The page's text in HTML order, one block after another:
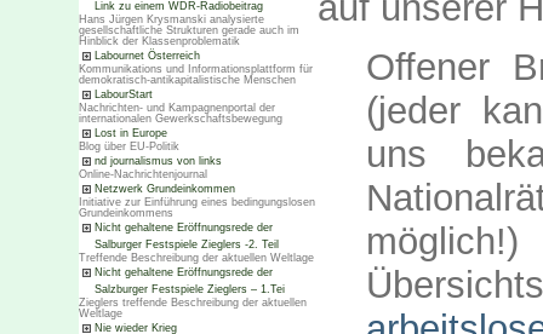
Link zu einem WDR-Radiobeitrag
Hans Jürgen Krysmanski analysierte
gesellschaftliche Strukturen gerade auch im
Hinblick der Klassenproblematik
Labournet Österreich
Kommunikations und Informationsplattform für
demokratisch-antikapitalistische Menschen
LabourStart
Nachrichten- und Kampagnenportal der
internationalen Gewerkschaftsbewegung
Lost in Europe
Blog über EU-Politik
nd journalismus von links
Online-Nachrichtenjournal
Netzwerk Grundeinkommen
Initiative zur Einführung eines bedingungslosen
Grundeinkommens
Nicht gehaltene Eröffnungsrede der
Salburger Festspiele Zieglers -2. Teil
Treffende Beschreibung der aktuellen Weltlage
Nicht gehaltene Eröffnungsrede der
Salzburger Festspiele Zieglers – 1.Tei
Zieglers treffende Beschreibung der aktuellen
Weltlage
Nie wieder Krieg
Offener
(jeder
uns
möglich!)